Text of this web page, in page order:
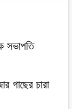
সভাপতি
গাছের চারা